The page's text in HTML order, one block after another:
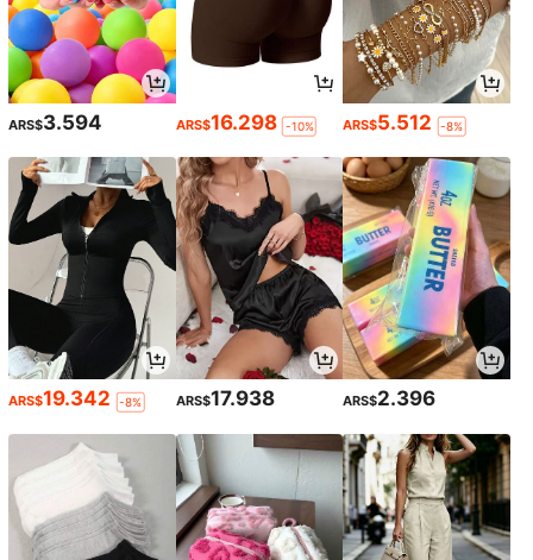
ARS$3.594 ARS$16.298 -10% ARS$5.512 -8%
ARS$19.342 -8% ARS$17.938 ARS$2.396